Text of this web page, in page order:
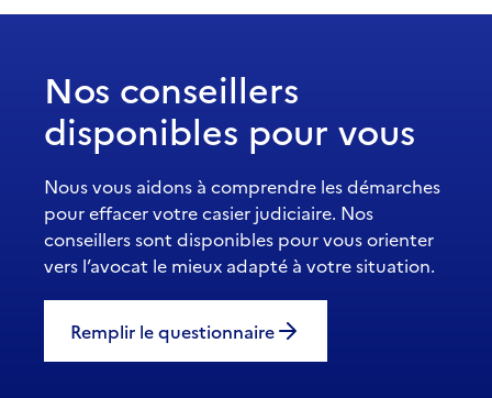
Nos conseillers
disponibles pour vous
Nous vous aidons à comprendre les démarches
pour effacer votre casier judiciaire. Nos
conseillers sont disponibles pour vous orienter
vers l’avocat le mieux adapté à votre situation.
Remplir le questionnaire